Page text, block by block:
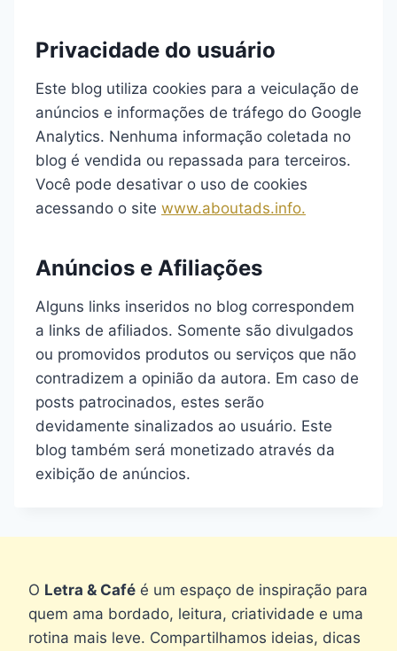
Privacidade do usuário
Este blog utiliza cookies para a veiculação de
anúncios e informações de tráfego do Google
Analytics. Nenhuma informação coletada no
blog é vendida ou repassada para terceiros.
Você pode desativar o uso de cookies
acessando o site www.aboutads.info.
Anúncios e Afiliações
Alguns links inseridos no blog correspondem
a links de afiliados. Somente são divulgados
ou promovidos produtos ou serviços que não
contradizem a opinião da autora. Em caso de
posts patrocinados, estes serão
devidamente sinalizados ao usuário. Este
blog também será monetizado através da
exibição de anúncios.
O Letra & Café é um espaço de inspiração para
quem ama bordado, leitura, criatividade e uma
rotina mais leve. Compartilhamos ideias, dicas